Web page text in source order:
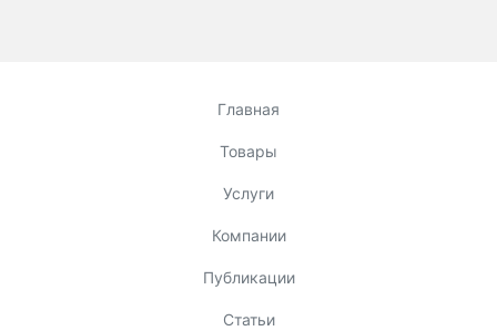
Главная
Товары
Услуги
Компании
Публикации
Статьи